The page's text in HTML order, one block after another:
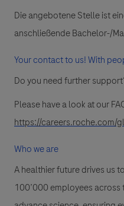
Die angebotene Stelle ist
anschließende Bachelor-/
Your contact to us! With
Do you need further
Please have a look at our
https://careers.roche.com/
Who we are
A healthier future drives us
100’000 employees